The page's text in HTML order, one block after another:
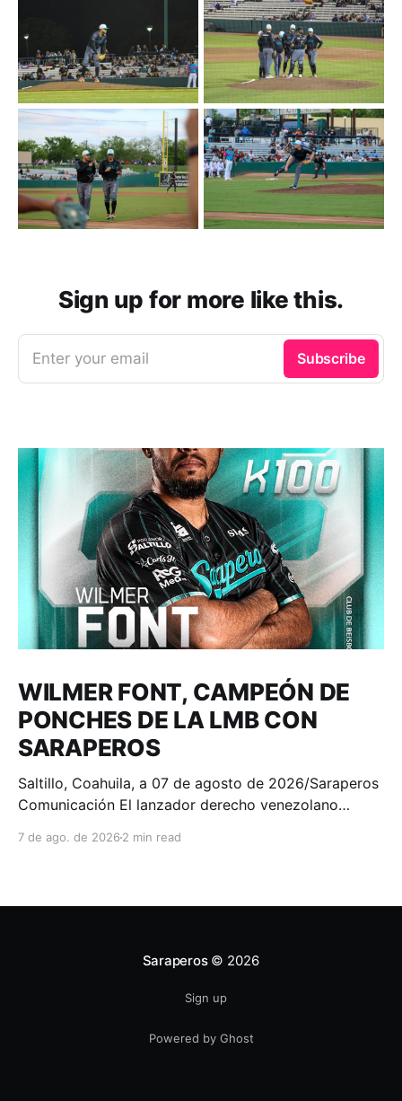
Sign up for more like this.
Enter your email Subscribe
WILMER FONT, CAMPEÓN DE
PONCHES DE LA LMB CON
SARAPEROS
Saltillo, Coahuila, a 07 de agosto de 2026/Saraperos
Comunicación El lanzador derecho venezolano
ponches de la Liga Mexicana de Beisbol Banorte, al
7 de ago. de 2026 2 min read
Saraperos© 2026
Sign up
Powered by Ghost